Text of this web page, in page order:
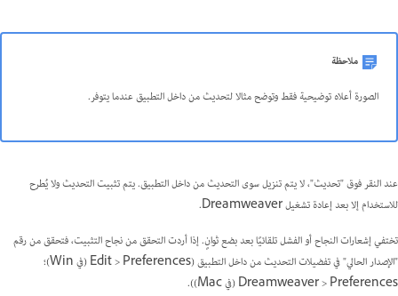
ملاحظة
الصورة أعلاه توضيحية فقط وتوضح مثالا لتحديث من داخل التطبيق عندما يتوفر.
عند النقر فوق "تحديث"، لا يتم تنزيل سوى التحديث من داخل التطبيق. يتم تثبيت التحديث ولا يُطرح
للاستخدام إلا بعد إعادة تشغيل Dreamweaver.
تختفي إشعارات النجاح أو الفشل تلقائيًا بعد بضع ثوانٍ. إذا أردت التحقق من نجاح التثبيت، فتحقق من رقم
"الإصدار الحالي" في تفضيلات التحديث من داخل التطبيق (Edit > Preferences (في Win)؛
Dreamweaver > Preferences (في Mac)).